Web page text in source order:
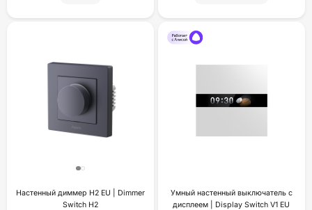
Настенный диммер H2 EU | Dimmer
Switch H2
Умный настенный выключатель с
дисплеем | Display Switch V1 EU